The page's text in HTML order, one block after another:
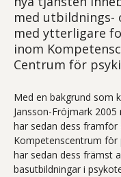
med utbildnings-
med ytterligare
inom
Centrum för
Med en bakgrund som
Jansson-Fröjmark
har sedan dess
Kompetenscentrum för
har sedan dess främst
basutbildningar i